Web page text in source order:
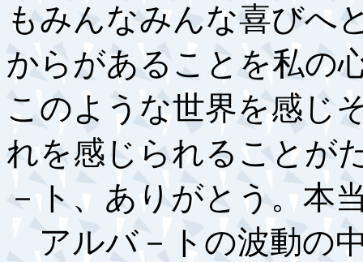
もみんなみんな喜びへ
からがあることを私の
このような世界を感じ
れを感じられることが
－ト、ありがとう。本
アルバ－トの波動の